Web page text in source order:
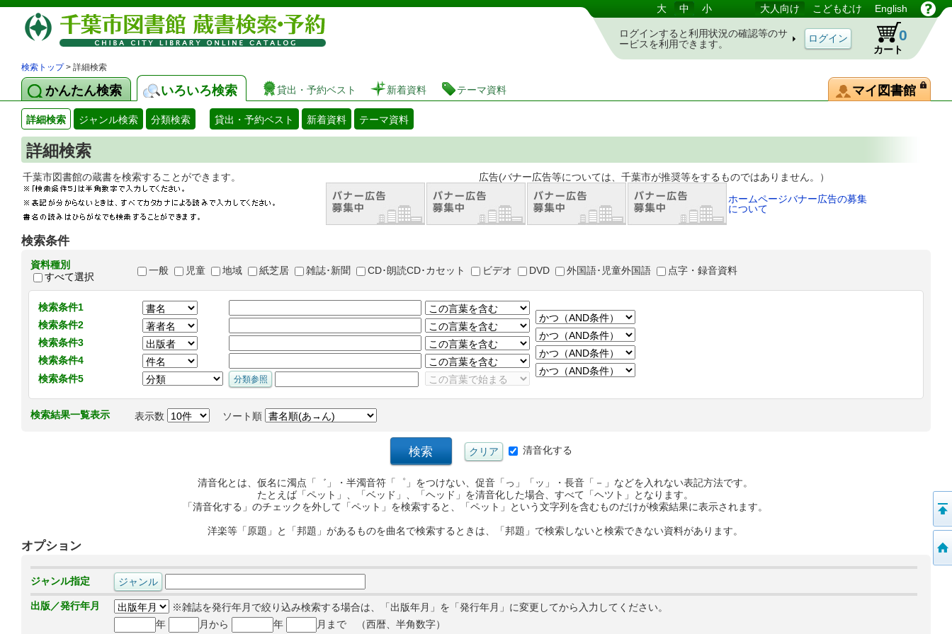
図書館 蔵書検索・予約システム 大 中 小 大人向け こどもむけ English
ログインすると利用状況の確認等のサ
ービスを利用できます。
カート
0
検索トップ> 詳細検索
かんたん検索 いろいろ検索 貸出・予約ベスト 新着資料 テーマ資料 マイ図書館
詳細検索 ジャンル検索 分類検索 貸出・予約ベスト 新着資料 テーマ資料
詳細検索
千葉市図書館の蔵書を検索することができます。 広告(バナー広告等については、千葉市が推奨等をするものではありません。）
ホームページバナー広告の募集
について
検索条件
資料種別
すべて選択
一般 児童 地域 紙芝居 雑誌･新聞 CD･朗読CD･カセット ビデオ DVD 外国語･児童外国語 点字・録音資料
検索条件1
検索条件2
検索条件3
検索条件4
検索条件5
検索結果一覧表示 表示数 ソート順
清音化する
清音化とは、仮名に濁点「゛」・半濁音符「゜」をつけない、促音「っ」「ッ」・長音「－」などを入れない表記方法です。
たとえば「ペット」、「ベッド」、「ヘッド」を清音化した場合、すべて「ヘツト」となります。
「清音化する」のチェックを外して「ペット」を検索すると、「ペット」という文字列を含むものだけが検索結果に表示されます。
洋楽等「原題」と「邦題」があるものを曲名で検索するときは、「邦題」で検索しないと検索できない資料があります。
オプション
ジャンル指定
出版／発行年月
※雑誌を発行年月で絞り込み検索する場合は、「出版年月」を「発行年月」に変更してから入力してください。
年
月から 年 月まで （西暦、半角数字）